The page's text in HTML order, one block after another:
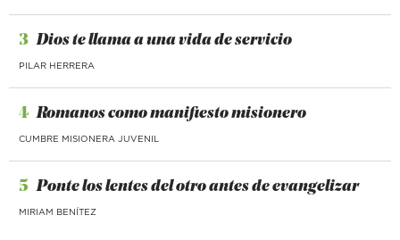
3 Dios te llama a una vida de servicio
PILAR HERRERA
4 Romanos como manifiesto misionero
CUMBRE MISIONERA JUVENIL
5 Ponte los lentes del otro antes de evangelizar
MIRIAM BENÍTEZ